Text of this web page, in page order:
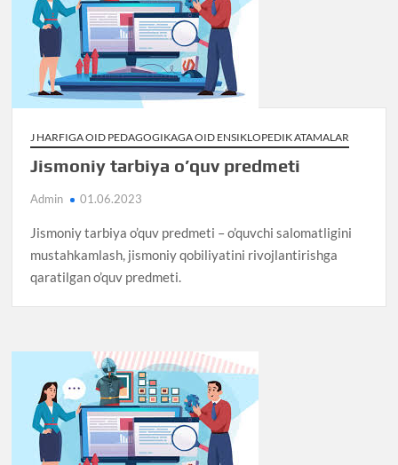
J HARFIGA OID PEDAGOGIKAGA OID ENSIKLOPEDIK ATAMALAR
Jismoniy tarbiya o’quv predmeti
Admin 01.06.2023
Jismoniy tarbiya o’quv predmeti – o’quvchi salomatligini
mustahkamlash, jismoniy qobiliyatini rivojlantirishga
qaratilgan o’quv predmeti.